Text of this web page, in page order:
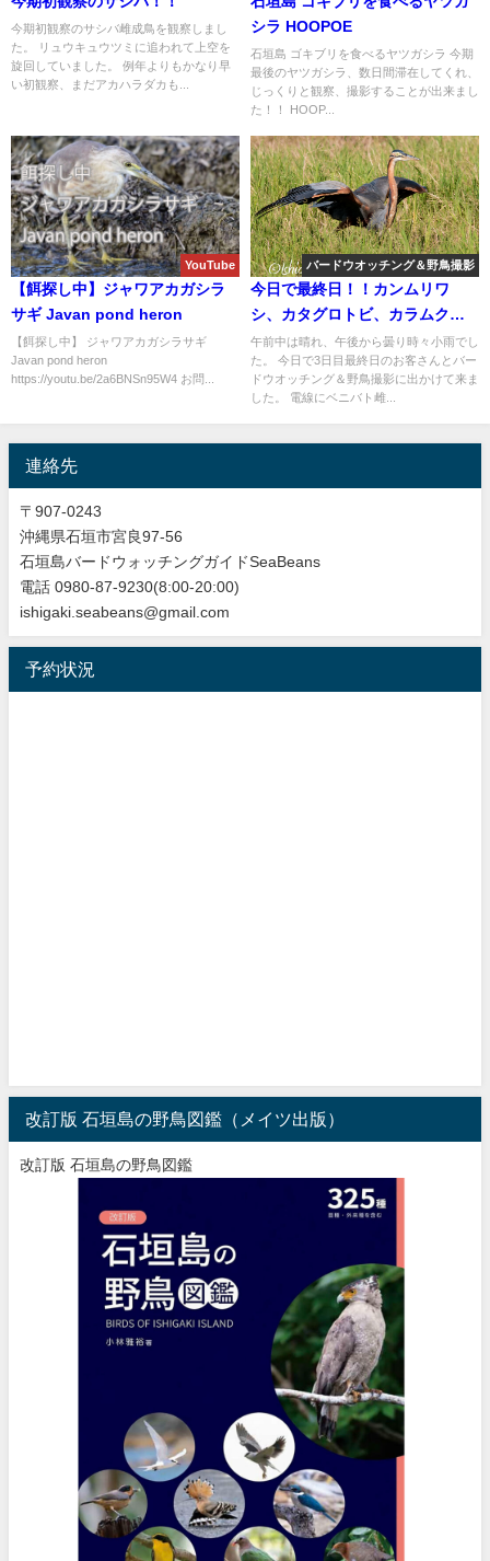
今期初観察のサシバ雌成鳥を観察しまし
た。 リュウキュウツミに追われて上空を
旋回していました。 例年よりもかなり早
い初観察、まだアカハラダカも...
シラ HOOPOE
石垣島 ゴキブリを食べるヤツガシラ 今期
最後のヤツガシラ、数日間滞在してくれ、
じっくりと観察、撮影することが出来まし
た！！ HOOP...
YouTube
【餌探し中】ジャワアカガシラ
サギ Javan pond heron
【餌探し中】 ジャワアカガシラサギ
Javan pond heron
https://youtu.be/2a6BNSn95W4 お問...
バードウオッチング＆野鳥撮影
今日で最終日！！カンムリワ
シ、カタグロトビ、カラムクド
リ、ジャワアカガシラサギ等な
どバードウオッチング＆野鳥撮
影ガイド。
午前中は晴れ、午後から曇り時々小雨でし
た。 今日で3日目最終日のお客さんとバー
ドウオッチング＆野鳥撮影に出かけて来ま
した。 電線にベニバト雌...
連絡先
〒907-0243
沖縄県石垣市宮良97-56
石垣島バードウォッチングガイドSeaBeans
電話 0980-87-9230(8:00-20:00)
ishigaki.seabeans@gmail.com
予約状況
改訂版 石垣島の野鳥図鑑（メイツ出版）
改訂版 石垣島の野鳥図鑑